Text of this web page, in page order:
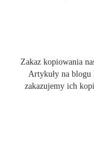
Zakaz kopiowania
Artykuły na blogu
zakazujemy ich